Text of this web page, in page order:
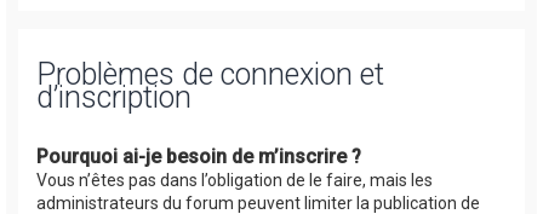
Problèmes de connexion et
d’inscription
Pourquoi ai-je besoin de m’inscrire ?
Vous n’êtes pas dans l’obligation de le faire, mais les
administrateurs du forum peuvent limiter la publication de